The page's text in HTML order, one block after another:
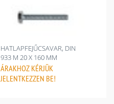
HATLAPFEJŰCSAVAR, DIN
933 M 20 X 160 MM
ÁRAKHOZ KÉRJÜK
JELENTKEZZEN BE!